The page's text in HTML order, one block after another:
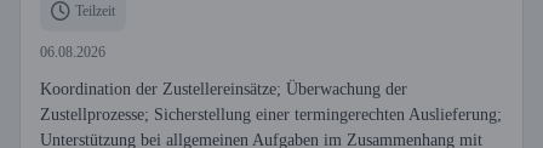
Teilzeit
06.08.2026
Koordination der Zustellereinsätze; Überwachung der
Zustellprozesse; Sicherstellung einer termingerechten Auslieferung;
Unterstützung bei allgemeinen Aufgaben im Zusammenhang mit